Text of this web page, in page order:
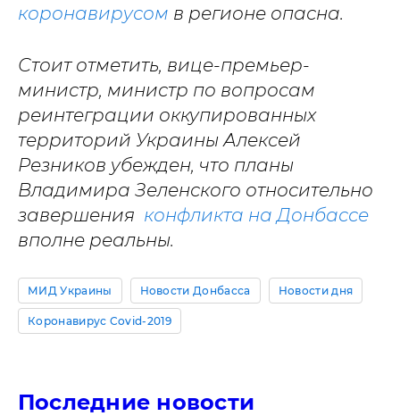
коронавирусом в регионе опасна.
Стоит отметить, вице-премьер-
министр, министр по вопросам
реинтеграции оккупированных
территорий Украины Алексей
Резников убежден, что планы
Владимира Зеленского относительно
завершения конфликта на Донбассе
вполне реальны.
МИД Украины Новости Донбасса Новости дня
Коронавирус Covid-2019
Последние новости